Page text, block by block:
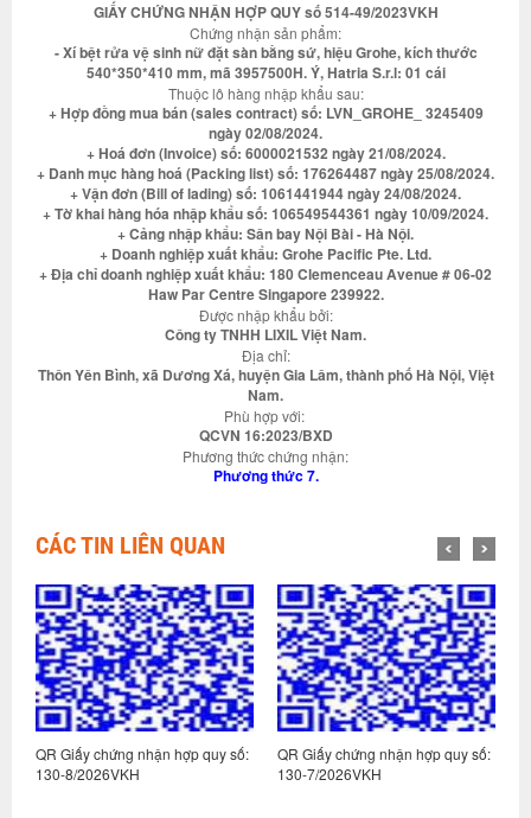
GIẤY CHỨNG NHẬN HỢP QUY số 514-49/2023VKH
Chứng nhận sản phẩm:
- Xí bệt rửa vệ sinh nữ đặt sàn bằng sứ, hiệu Grohe, kích thước
540*350*410 mm, mã 3957500H. Ý, Hatria S.r.l: 01 cái
Thuộc lô hàng nhập khẩu sau:
+ Hợp đồng mua bán (sales contract) số: LVN_GROHE_ 3245409
ngày 02/08/2024.
+ Hoá đơn (Invoice) số: 6000021532 ngày 21/08/2024.
+ Danh mục hàng hoá (Packing list) số: 176264487 ngày 25/08/2024.
+ Vận đơn (Bill of lading) số: 1061441944 ngày 24/08/2024.
+ Tờ khai hàng hóa nhập khẩu số: 106549544361 ngày 10/09/2024.
+ Cảng nhập khẩu: Sân bay Nội Bài - Hà Nội.
+ Doanh nghiệp xuất khẩu: Grohe Pacific Pte. Ltd.
+ Địa chỉ doanh nghiệp xuất khẩu: 180 Clemenceau Avenue # 06-02
Haw Par Centre Singapore 239922.
Được nhập khẩu bởi:
Công ty TNHH LIXIL Việt Nam.
Địa chỉ:
Thôn Yên Bình, xã Dương Xá, huyện Gia Lâm, thành phố Hà Nội, Việt
Nam.
Phù hợp với:
QCVN 16:2023/BXD
Phương thức chứng nhận:
Phương thức 7.
CÁC TIN LIÊN QUAN
QR Giấy chứng nhận hợp quy số:
130-8/2026VKH
QR Giấy chứng nhận hợp quy số:
130-7/2026VKH